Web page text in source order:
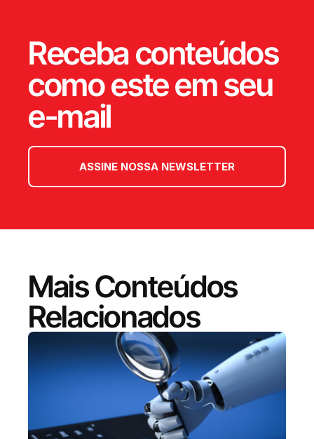
Receba conteúdos
como este em seu
e-mail
ASSINE NOSSA NEWSLETTER
Mais Conteúdos
Relacionados